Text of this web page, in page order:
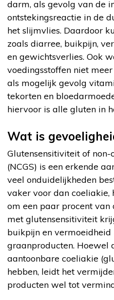
darm, als gevolg van de
ontstekingsreactie in de
het slijmvlies. Daardoor
zoals diarree, buikpijn,
en gewichtsverlies. Ook
voedingsstoffen niet
als mogelijk gevolg
tekorten en
hiervoor is alle gluten in
Wat is
Glutensensitiviteit of
(NCGS) is een erkende
veel onduidelijkheden
vaker voor dan
om een paar procent van
met glutensensitiviteit
buikpijn en vermoeidheid
graanproducten. Hoewel
aantoonbare coeliakie
hebben, leidt het
producten wel tot